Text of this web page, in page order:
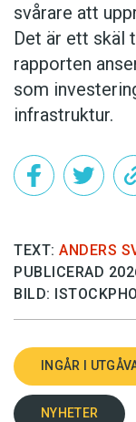
svårare att
Det är ett skäl
rapporten
som
infrastruktur.
TEXT: ANDERS
PUBLICERAD
BILD:
INGÅR I
NYHETER